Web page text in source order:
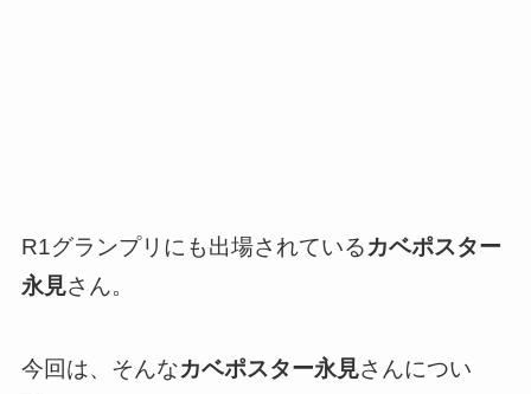
R1グランプリにも出場されているカベポスター
永見さん。
今回は、そんなカベポスター永見さんについ